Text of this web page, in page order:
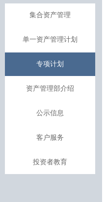
集合资产管理
单一资产管理计划
专项计划
资产管理部介绍
公示信息
客户服务
投资者教育